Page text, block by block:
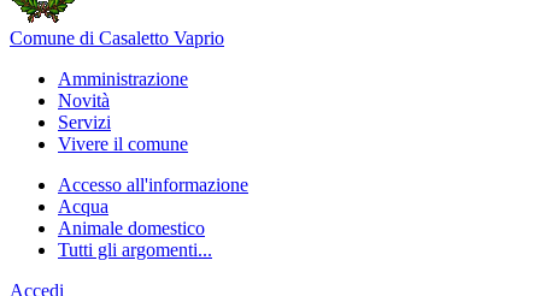
Comune di Casaletto Vaprio
Amministrazione
Novità
Servizi
Vivere il comune
Accesso all'informazione
Acqua
Animale domestico
Tutti gli argomenti...
Accedi